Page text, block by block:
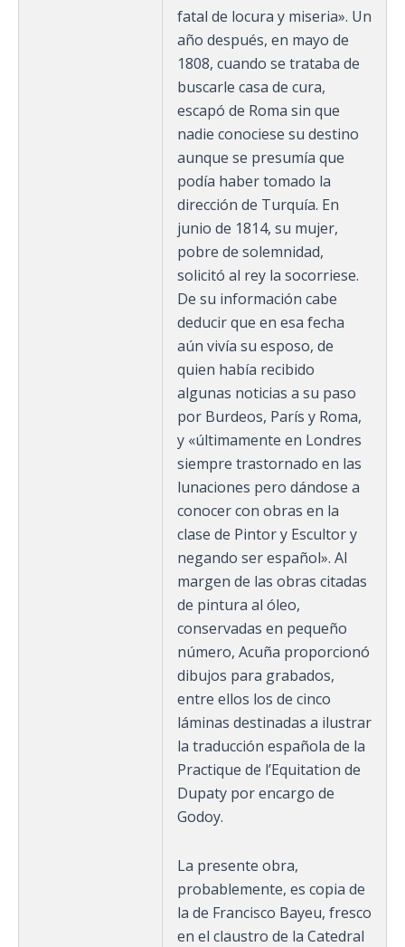
fatal de locura y miseria».​ Un
año después, en mayo de
1808, cuando se trataba de
buscarle casa de cura,
escapó de Roma sin que
nadie conociese su destino
aunque se presumía que
podía haber tomado la
dirección de Turquía. En
junio de 1814, su mujer,
pobre de solemnidad,
solicitó al rey la socorriese.
De su información cabe
deducir que en esa fecha
aún vivía su esposo, de
quien había recibido
algunas noticias a su paso
por Burdeos, París y Roma,
y «últimamente en Londres
siempre trastornado en las
lunaciones pero dándose a
conocer con obras en la
clase de Pintor y Escultor y
negando ser español». Al
margen de las obras citadas
de pintura al óleo,
conservadas en pequeño
número, Acuña proporcionó
dibujos para grabados,
entre ellos los de cinco
láminas destinadas a ilustrar
la traducción española de la
Practique de l’Equitation de
Dupaty por encargo de
Godoy.
La presente obra,
probablemente, es copia de
la de Francisco Bayeu, fresco
en el claustro de la Catedral